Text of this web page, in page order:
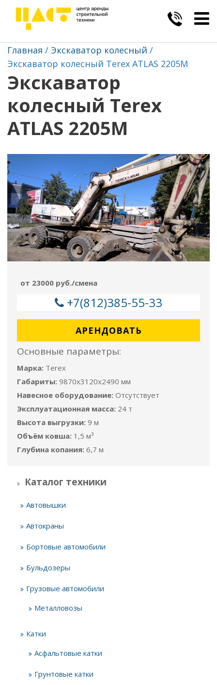
Главная
Экскаватор колесный
Экскаватор колесный Terex ATLAS 2205M
Экскаватор
колесный Terex
ATLAS 2205M
от 23000 руб./смена
+7(812)385-55-33
АРЕНДОВАТЬ
Основные параметры:
Марка: Terex
Габариты: 9870x3120x2490 мм
Навесное оборудование: Отсутствует
Эксплуатационная масса: 24 т
Высота выгрузки: 9 м
Объём ковша: 1,5 м³
Глубина копания: 6,7 м
Каталог техники
Автовышки
Автокраны
Бортовые автомобили
Бульдозеры
Грузовые автомобили
Металловозы
Катки
Асфальтовые катки
Грунтовые катки